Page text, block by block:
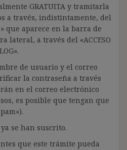
GRATUITA y tramitarla
a través, indistintamente, del
que aparece en la barra de
lateral, a través del «ACCESO
de usuario y el correo
la contraseña a través
en el correo electrónico
es posible que tengan que
se han suscrito.
que este trámite pueda